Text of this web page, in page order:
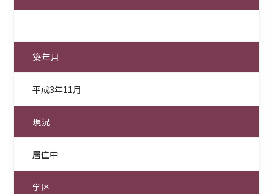
築年月
平成3年11月
現況
居住中
学区